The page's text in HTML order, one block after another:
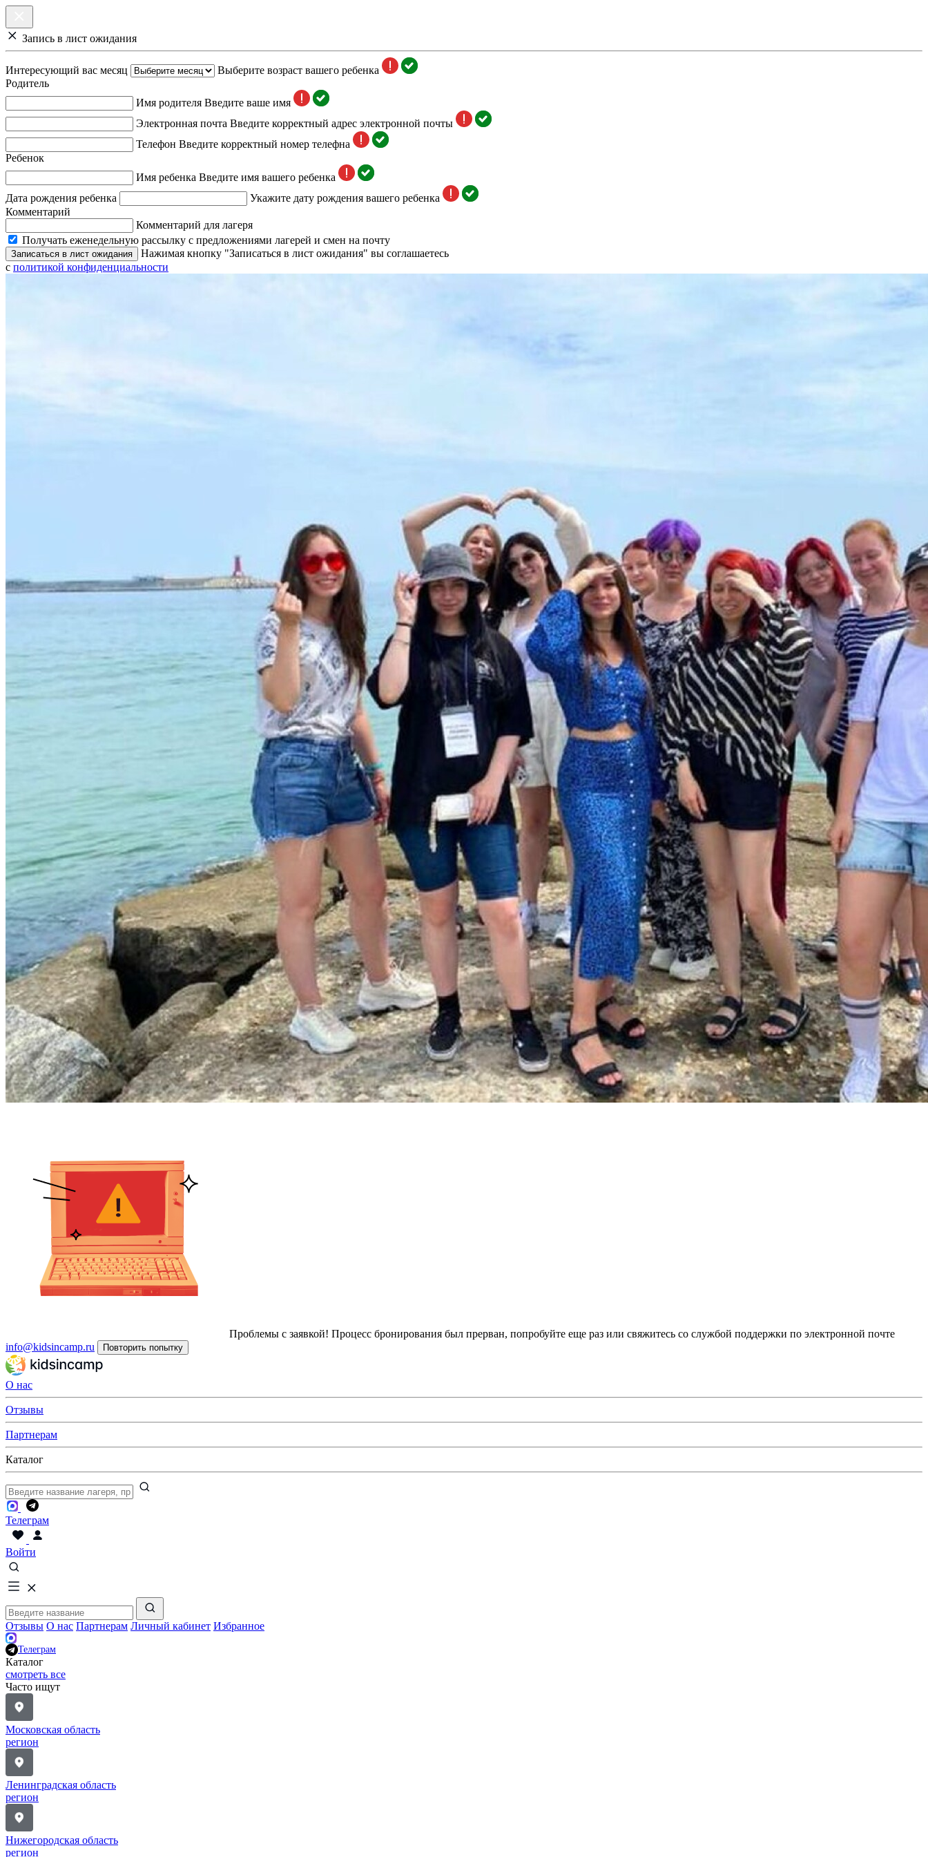
Запись в лист ожидания
Интересующий вас месяц
Выберите возраст вашего ребенка
Родитель
Имя родителя Введите ваше имя
Электронная почта Введите корректный адрес электронной почты
Телефон Введите корректный номер телефна
Ребенок
Имя ребенка Введите имя вашего ребенка
Дата рождения ребенка
Укажите дату рождения вашего ребенка
Комментарий
Комментарий для лагеря
Получать еженедельную рассылку с предложениями лагерей и смен на почту
Записаться в лист ожидания
Нажимая кнопку "Записаться в лист ожидания" вы соглашаетесь
с политикой конфиденциальности
Проблемы с заявкой! Процесс бронирования был прерван, попробуйте еще раз или свяжитесь со службой поддержки по электронной почте
info@kidsincamp.ru
Повторить попытку
О нас
Отзывы
Партнерам
Каталог
Телеграм
Войти
Отзывы О нас Партнерам Личный кабинет Избранное
Телеграм
Каталог
смотреть все
Часто ищут
Московская область
регион
Ленинградская область
регион
Нижегородская область
регион